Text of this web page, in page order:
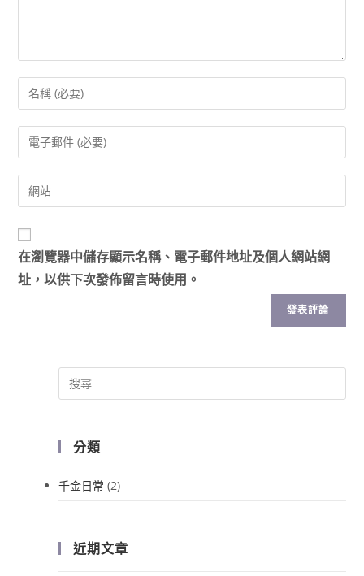
在瀏覽器中儲存顯示名稱、電子郵件地址及個人網站網
址，以供下次發佈留言時使用。
分類
千金日常 (2)
近期文章